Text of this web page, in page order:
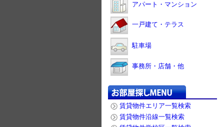
アパート・マンション
一戸建て・テラス
駐車場
事務所・店舗・他
賃貸物件エリア一覧検索
賃貸物件沿線一覧検索